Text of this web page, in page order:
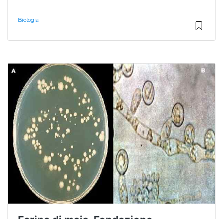
Biologia